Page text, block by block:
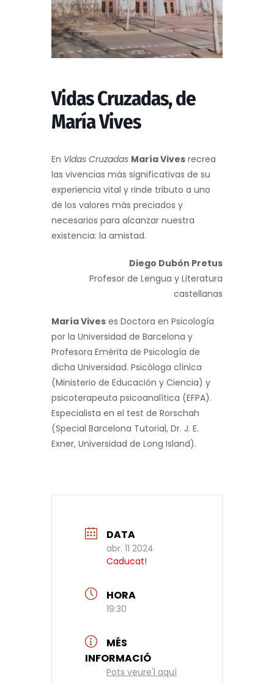
Vidas Cruzadas, de
María Vives
En Vidas Cruzadas María Vives recrea
las vivencias más significativas de su
experiencia vital y rinde tributo a uno
de los valores más preciados y
necesarios para alcanzar nuestra
existencia: la amistad.
Diego Dubón Pretus
Profesor de Lengua y Literatura
castellanas
María Vives es Doctora en Psicología
por la Universidad de Barcelona y
Profesora Emérita de Psicología de
dicha Universidad. Psicóloga clínica
(Ministerio de Educación y Ciencia) y
psicoterapeuta psicoanalítica (EFPA).
Especialista en el test de Rorschah
(Special Barcelona Tutorial, Dr. J. E.
Exner, Universidad de Long Island).
DATA
abr. 11 2024
Caducat!
HORA
19:30
MÉS
INFORMACIÓ
Pots veure'l aquí